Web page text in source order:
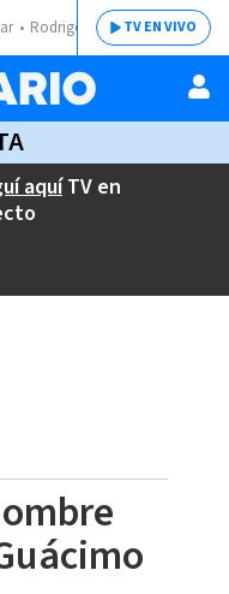
Rodrigo ChavesTV EN VIVO
aquíTV en